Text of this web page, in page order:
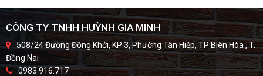
CÔNG TY TNHH HUỲNH GIA MINH
508/24 Đường Đồng Khởi, KP 3, Phường Tân Hiệp, TP Biên Hòa , T.
Đồng Nai
0983.916.717